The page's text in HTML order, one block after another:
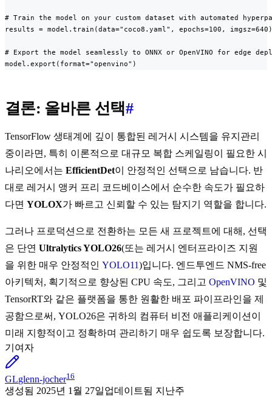
# Train the model on your custom dataset with automated
results = model.train(data="coco8.yaml", epochs=100, imgsz=640)
# Export the model seamlessly to ONNX or OpenVINO for edge
model.export(format="openvino")
결론: 올바른 선택#
TensorFlow 생태계에 깊이 통합된 레거시 시스템을 유지관리
중이라면, 특히 이론적으로 대규모 복합 스케일링이 필요한 시
나리오에서는 EfficientDet이 안정적인 선택으로 남습니다. 반
대로 레거시 앵커 프리 코드베이스에서 순수한 속도가 필요하
다면 YOLOX가 빠르고 신뢰할 수 있는 탐지기 역할을 합니다.
그러나 프로덕션으로 전환하는 모든 새 프로젝트에 대해, 선택
은 단연 Ultralytics YOLO26(또는 레거시 엔터프라이즈 지원
을 위한 매우 안정적인 YOLO11)입니다. 엔드투엔드 NMS-free
아키텍처, 획기적으로 향상된 CPU 속도, 그리고 OpenVINO 및
TensorRT와 같은 플랫폼을 통한 원활한 배포 파이프라인을 제
공함으로써, YOLO26은 귀하의 컴퓨터 비전 애플리케이션이
미래 지향적이고 정확하며 관리하기 매우 쉽도록 보장합니다.
기여자
GLglenn-jocher16
생성됨 2025년 1월 27일업데이트됨 지난주